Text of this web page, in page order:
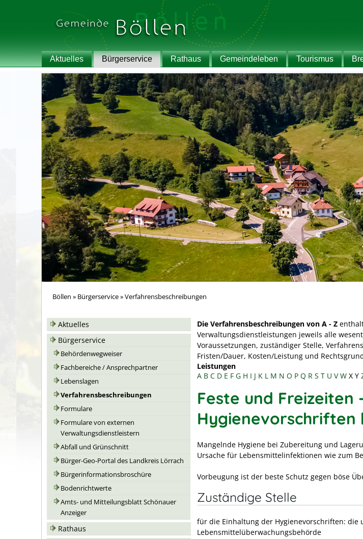
Aktuelles Bürgerservice Rathaus Gemeindeleben Tourismus
Böllen » Bürgerservice»Verfahrensbeschreibungen
Aktuelles
Bürgerservice
Behördenwegweiser
Fachbereiche / Ansprechpartner
Lebenslagen
Verfahrensbeschreibungen
Formulare
Formulare von externen
Verwaltungsdienstleistern
Abfall und Grünschnitt
Bürger-Geo-Portal des Landkreis Lörrach
Bürgerinformationsbroschüre
Bodenrichtwerte
Amts- und Mitteilungsblatt Schönauer
Anzeiger
Rathaus
Die Verfahrensbeschreibungen von A - Z
Verwaltungsdienstleistungen jeweils alle
Voraussetzungen, zuständiger Stelle,
Fristen/Dauer, Kosten/Leistung und
Leistungen
A B C D E F G H I J K L M N O P Q R S T U V W X Y
Feste und Freizeiten
Hygienevorschriften
Mangelnde Hygiene bei Zubereitung und
Ursache für Lebensmittelinfektionen wie zum
Vorbeugung ist der beste Schutz gegen böse
Zuständige Stelle
für die Einhaltung der Hygienevorschriften: die
Lebensmittelüberwachungsbehörde